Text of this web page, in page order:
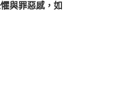
與罪惡感，如